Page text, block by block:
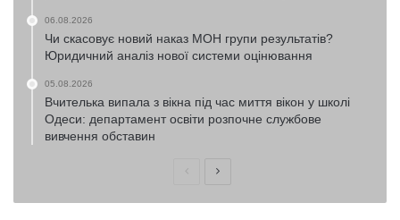
06.08.2026
Чи скасовує новий наказ МОН групи результатів?
Юридичний аналіз нової системи оцінювання
05.08.2026
Вчителька випала з вікна під час миття вікон у школі
Одеси: департамент освіти розпочне службове
вивчення обставин
ПопередняНаступна